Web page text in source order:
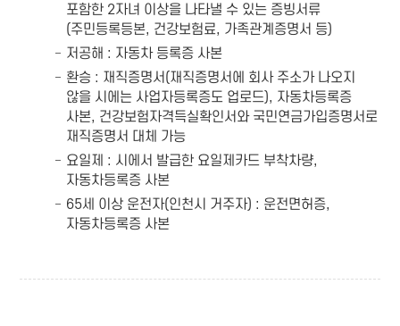
포함한 2자녀 이상을 나타낼 수 있는 증빙서류
(주민등록등본, 건강보험료, 가족관계증명서 등)
저공해 : 자동차 등록증 사본
환승 : 재직증명서(재직증명서에 회사 주소가 나오지
않을 시에는 사업자등록증도 업로드), 자동차등록증
사본, 건강보험자격득실확인서와 국민연금가입증명서로
재직증명서 대체 가능
요일제 : 시에서 발급한 요일제카드 부착차량,
자동차등록증 사본
65세 이상 운전자(인천시 거주자) : 운전면허증,
자동차등록증 사본